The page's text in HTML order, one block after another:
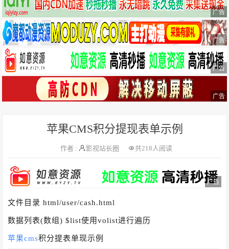
广告
广告
广告
广告
苹果CMS积分提现表单示例
作者 : 影视站长圈 共218人阅读
广告
文件目录 html/user/cash.html
数据列表(数组) $list使用volist进行遍历
苹果cms积分提表单现示例